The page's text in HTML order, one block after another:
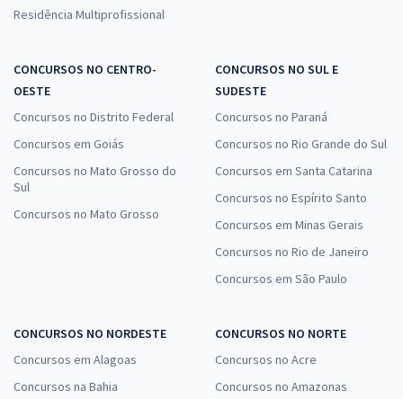
Residência Multiprofissional
CONCURSOS NO CENTRO-
OESTE
Concursos no Distrito Federal
Concursos em Goiás
Concursos no Mato Grosso do
Sul
Concursos no Mato Grosso
CONCURSOS NO SUL E
SUDESTE
Concursos no Paraná
Concursos no Rio Grande do Sul
Concursos em Santa Catarina
Concursos no Espírito Santo
Concursos em Minas Gerais
Concursos no Rio de Janeiro
Concursos em São Paulo
CONCURSOS NO NORDESTE
Concursos em Alagoas
Concursos na Bahia
CONCURSOS NO NORTE
Concursos no Acre
Concursos no Amazonas